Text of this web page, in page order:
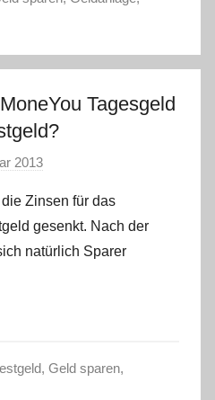
Tagesgeld
2013
n
L
a
Zinsen für das
gesenkt. Nach der
natürlich Sparer
, Geld sparen,